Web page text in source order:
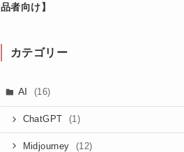
品者向け】
カテゴリー
AI (16)
ChatGPT (1)
Midjourney (12)